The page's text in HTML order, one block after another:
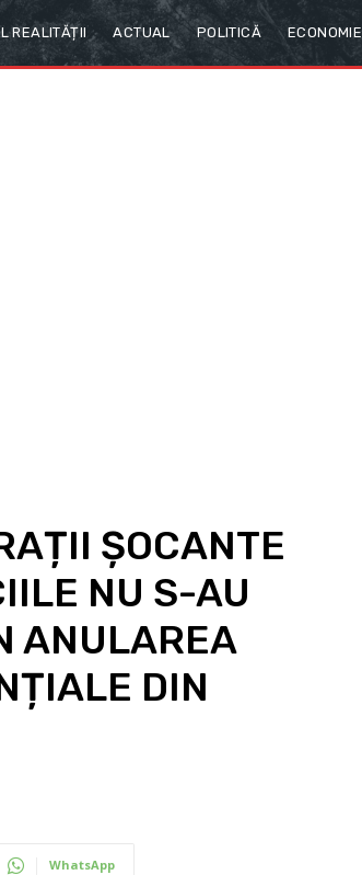
REALITĂȚII ACTUAL POLITICĂ ECONOMIE
ȘOCANTE
NU S-AU
ANULAREA
DIN
WhatsApp